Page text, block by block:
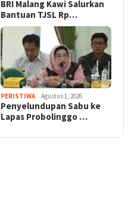
BRI Malang Kawi Salurkan
Bantuan TJSL Rp…
PERISTIWA Agustus 1, 2026
Penyelundupan Sabu ke
Lapas Probolinggo …